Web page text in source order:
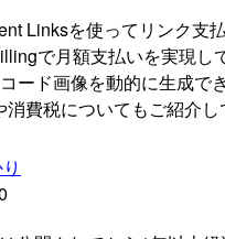
Linksを使ってリンク支
で月額支払いを実現し
ード画像を動的に生成で
費税についてもご紹介し